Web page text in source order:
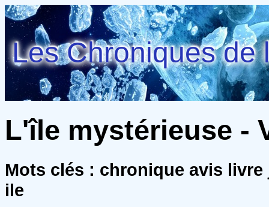
Les Chroniques de
L'île mystérieuse -
Mots clés : chronique avis
ile